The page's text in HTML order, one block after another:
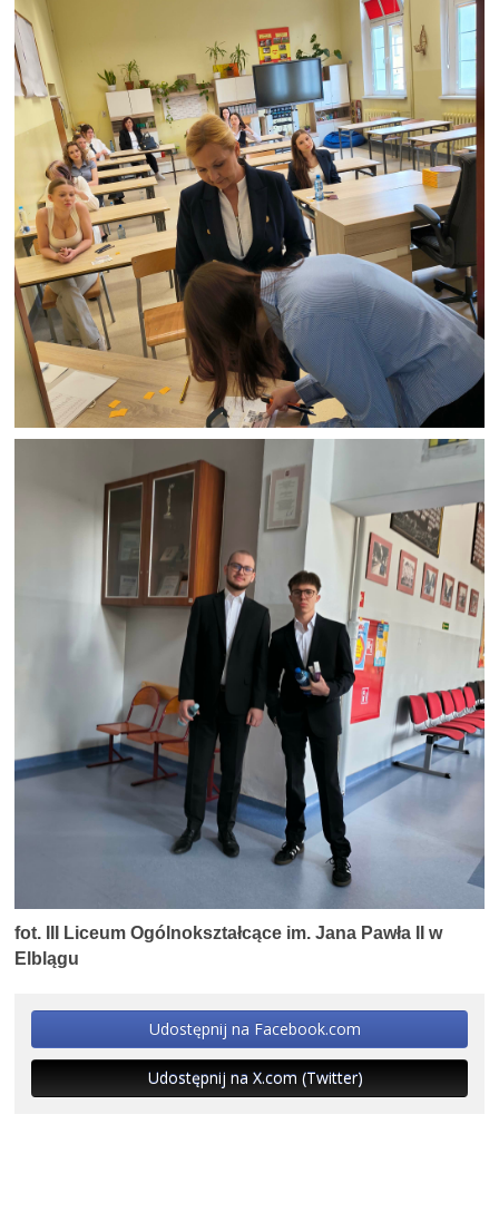
fot.
III Liceum Ogólnokształcące im. Jana Pawła II w
Elblągu
Udostępnij na Facebook.com
Udostępnij na X.com (Twitter)